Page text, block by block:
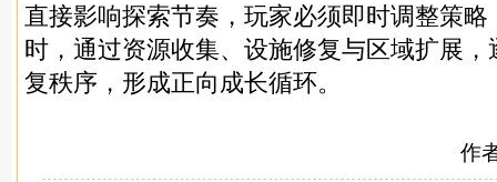
直接影响探索节奏，玩家必须即时调整策
时，通过资源收集、设施修复与区域扩展
复秩序，形成正向成长循环。
作